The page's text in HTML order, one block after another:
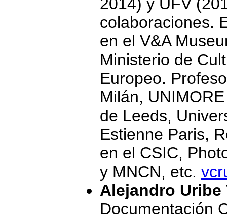
colaboraciones.
en el V&A
Ministerio de
Europeo.
Milán,
de Leeds,
Estienne Paris,
en el CSIC,
y MNCN, etc.
Alejandro Uribe
Documentación